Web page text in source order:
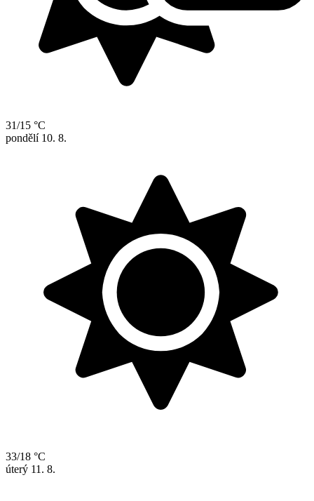
31/15 °C
pondělí 10. 8.
33/18 °C
úterý 11. 8.